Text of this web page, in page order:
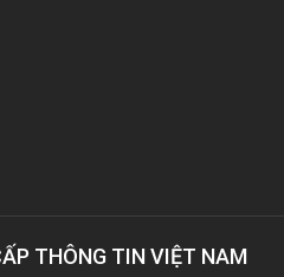
THÔNG TIN VIỆT NAM